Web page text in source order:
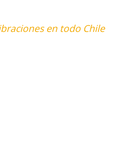
en todo Chile